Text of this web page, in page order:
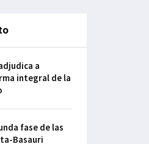
a
integral de la
fase de las
Basauri